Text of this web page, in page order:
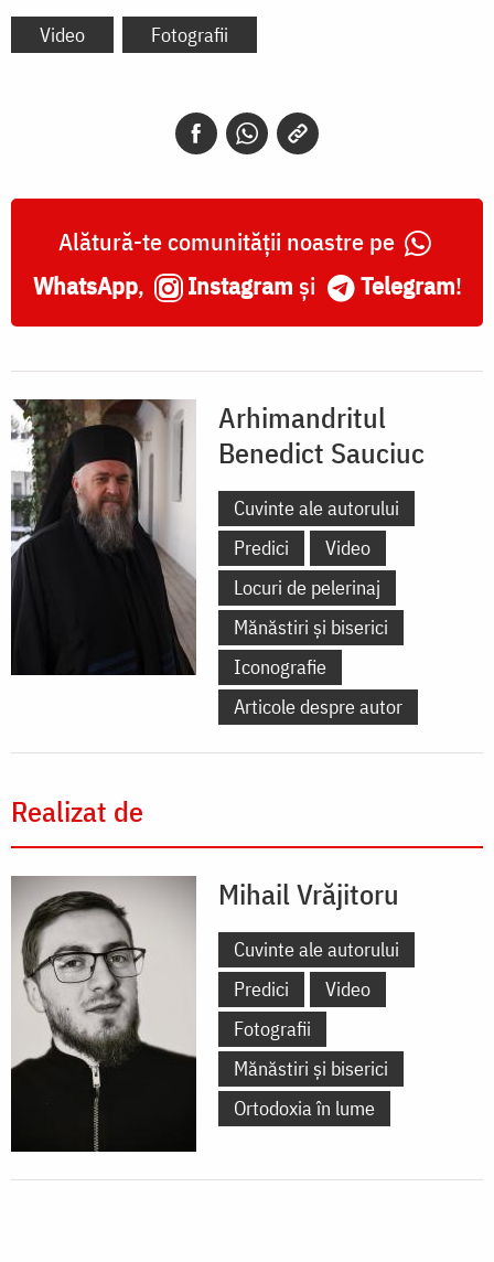
Video Fotografii
Alătură-te comunității noastre pe
WhatsApp, Instagram și Telegram!
Arhimandritul
Benedict Sauciuc
Cuvinte ale autorului
Predici
Video
Locuri de pelerinaj
Mănăstiri și biserici
Iconografie
Articole despre autor
Realizat de
Mihail Vrăjitoru
Cuvinte ale autorului
Predici
Video
Fotografii
Mănăstiri și biserici
Ortodoxia în lume